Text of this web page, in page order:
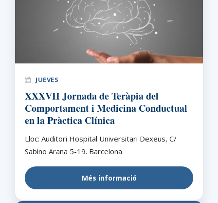
JUEVES
XXXVII Jornada de Teràpia del
Comportament i Medicina Conductual
en la Pràctica Clínica
Lloc: Auditori Hospital Universitari Dexeus, C/
Sabino Arana 5-19. Barcelona
Més informació